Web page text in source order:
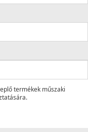
termékek műszaki